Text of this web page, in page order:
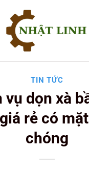
TIN TỨC
vụ dọn xà
rẻ có
chóng